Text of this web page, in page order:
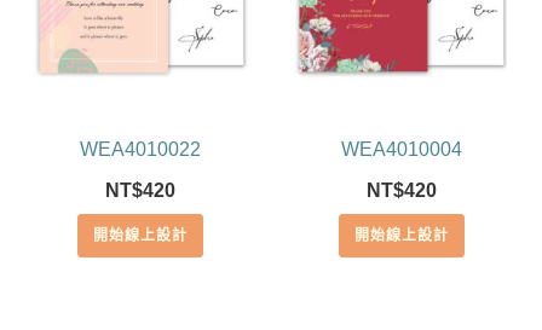
WEA4010022
NT$420
開始線上設計
WEA4010004
NT$420
開始線上設計